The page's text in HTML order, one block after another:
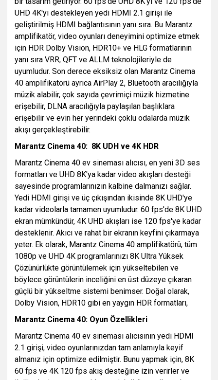
UHD 4K'yı destekleyen yedi HDMI 2.1 girişi ile
geliştirilmiş HDMI bağlantısının yanı sıra. Bu Marantz
amplifikatör, video oyunları deneyimini optimize etmek
için HDR Dolby Vision, HDR10+ ve HLG formatlarının
yanı sıra VRR, QFT ve ALLM teknolojileriyle de
uyumludur. Son derece eksiksiz olan Marantz Cinema
40 amplifikatörü ayrıca AirPlay 2, Bluetooth aracılığıyla
müzik alabilir, çok sayıda çevrimiçi müzik hizmetine
erişebilir, DLNA aracılığıyla paylaşılan başlıklara
erişebilir ve evin her yerindeki çoklu odalarda müzik
akışı gerçekleştirebilir.
Marantz Cinema 40: 8K UDH ve 4K HDR
Marantz Cinema 40 ev sineması alıcısı, en yeni 3D ses
formatları ve UHD 8K'ya kadar video akışları desteği
sayesinde programlarınızın kalbine dalmanızı sağlar.
Yedi HDMI girişi ve üç çıkışından ikisinde 8K UHD'ye
kadar videolarla tamamen uyumludur. 60 fps'de 8K UHD
ekran mümkündür, 4K UHD akışları ise 120 fps'ye kadar
desteklenir. Akıcı ve rahat bir ekranın keyfini çıkarmaya
yeter. Ek olarak, Marantz Cinema 40 amplifikatörü, tüm
1080p ve UHD 4K programlarınızı 8K Ultra Yüksek
Çözünürlükte görüntülemek için yükseltebilen ve
böylece görüntülerin inceliğini en üst düzeye çıkaran
güçlü bir yükseltme sistemi benimser. Doğal olarak,
Dolby Vision, HDR10 gibi en yaygın HDR formatları,
Marantz Cinema 40: Oyun Özellikleri
Marantz Cinema 40 ev sineması alıcısının yedi HDMI
2.1 girişi, video oyunlarınızdan tam anlamıyla keyif
almanız için optimize edilmiştir. Bunu yapmak için, 8K
60 fps ve 4K 120 fps akış desteğine izin verirler ve